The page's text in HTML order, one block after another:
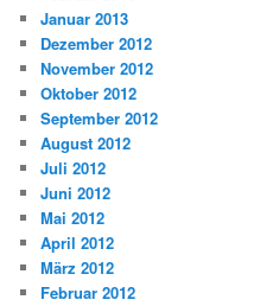
Januar 2013
Dezember 2012
November 2012
Oktober 2012
September 2012
August 2012
Juli 2012
Juni 2012
Mai 2012
April 2012
März 2012
Februar 2012